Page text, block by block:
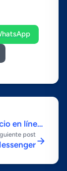
en lí­nea
o Tienda
post